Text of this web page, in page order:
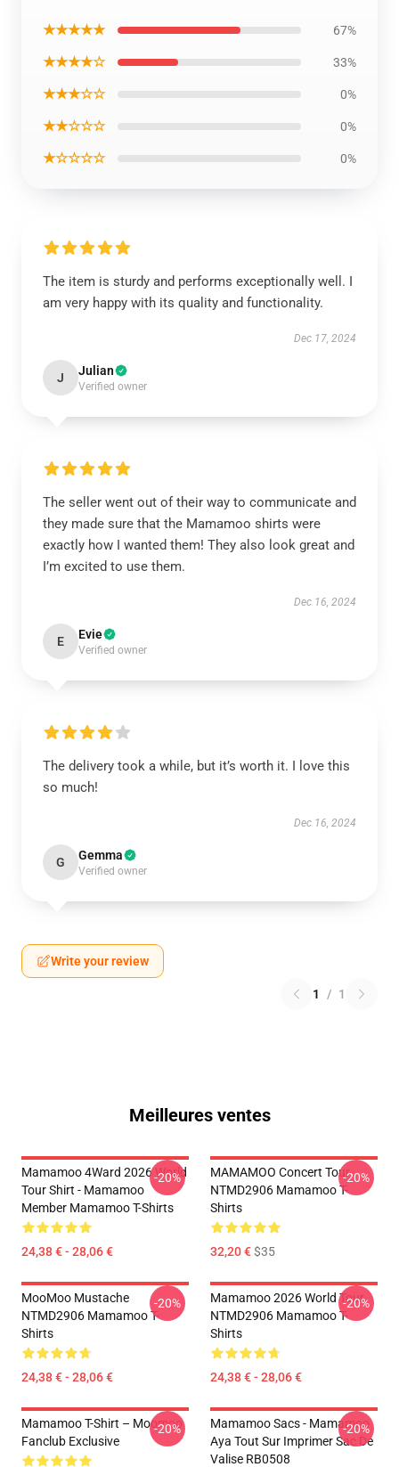
★★★★★ 67%
★★★★☆ 33%
★★★☆☆ 0%
★★☆☆☆ 0%
★☆☆☆☆ 0%
The item is sturdy and performs exceptionally well. I
am very happy with its quality and functionality.
Dec 17, 2024
J Julian
Verified owner
The seller went out of their way to communicate and
they made sure that the Mamamoo shirts were
exactly how I wanted them! They also look great and
I’m excited to use them.
Dec 16, 2024
E Evie
Verified owner
The delivery took a while, but it’s worth it. I love this
so much!
Dec 16, 2024
G Gemma
Verified owner
Write your review
1 / 1
Meilleures ventes
Mamamoo 4Ward 2026 World
Tour Shirt - Mamamoo
Member Mamamoo T-Shirts
24,38 € - 28,06 €
-20%
MAMAMOO Concert Tour
NTMD2906 Mamamoo T-
Shirts
32,20 €$35
-20%
MooMoo Mustache
NTMD2906 Mamamoo T-
Shirts
24,38 € - 28,06 €
-20%
Mamamoo 2026 World Tour
NTMD2906 Mamamoo T-
Shirts
24,38 € - 28,06 €
-20%
Mamamoo T-Shirt – Moomoo
Fanclub Exclusive
-20%
Mamamoo Sacs - Mamamoo
Aya Tout Sur Imprimer Sac De
Valise RB0508
-20%